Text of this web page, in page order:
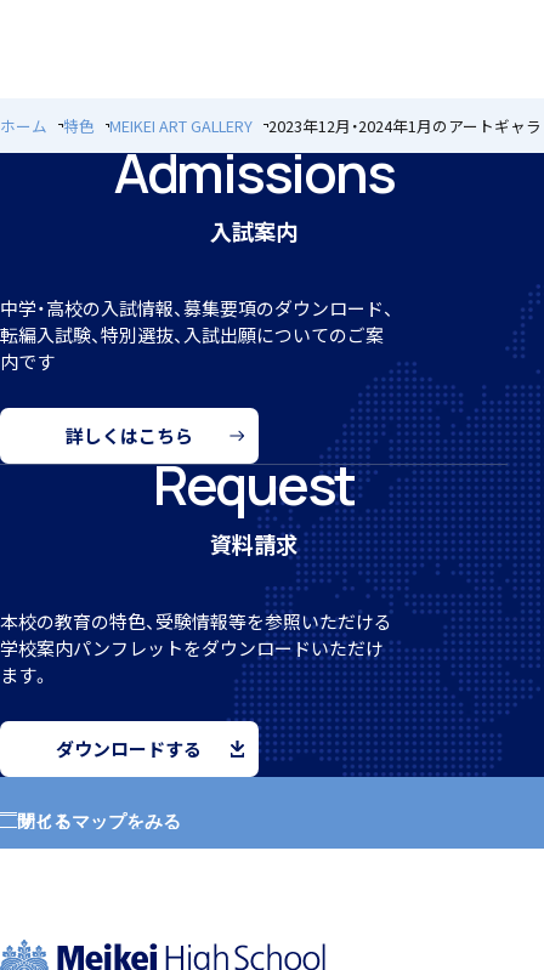
ホーム 特色 MEIKEI ART GALLERY 2023年12月・2024年1月のアートギャ
Admissions
入試案内
中学・高校の入試情報、募集要項のダウンロード、
転編入試験、特別選抜、入試出願についてのご案
内です
詳しくはこちら
Request
資料請求
本校の教育の特色、受験情報等を参照いただける
学校案内パンフレットをダウンロードいただけ
ます。
ダウンロードする
サイトマップをみる
閉じる
国内・海外研修旅行
キャンプ
MEIKEI ART GALLERY
留学制度